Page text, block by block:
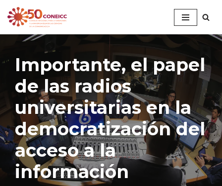
Saltar
Importante, el papel
de las radios
universitarias en la
democratización del
acceso a la
información